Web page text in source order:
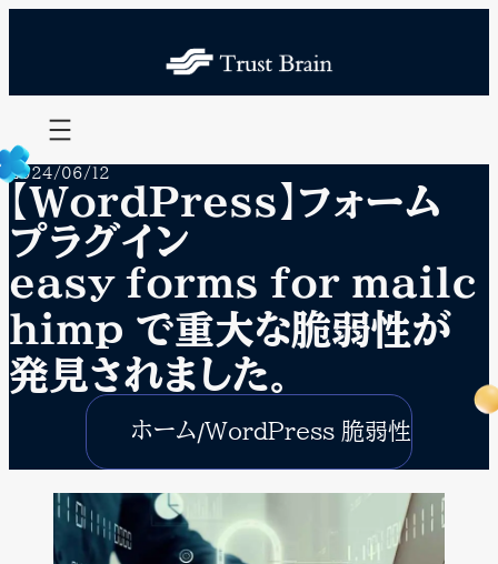
キ
2024/06/12
【WordPress】フォーム
プラグイン
easy forms for mailc
himp で重大な脆弱性が
発見されました。
ホーム WordPress 脆弱性